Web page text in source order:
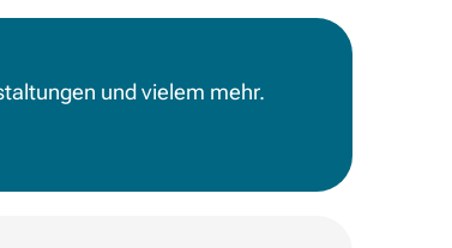
und vielem mehr.